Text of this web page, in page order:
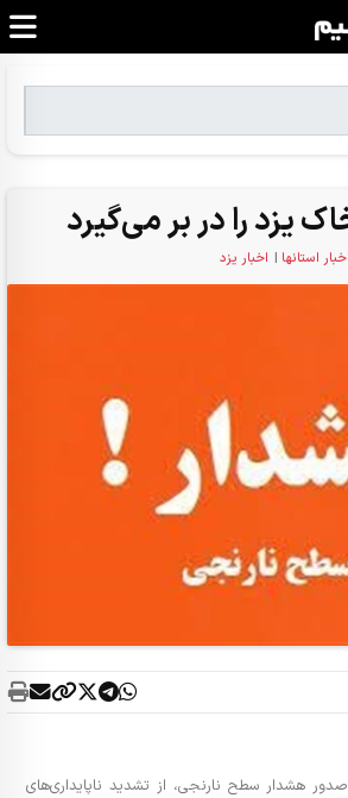
یزد را در بر می‌گیر‌د
اخبار استانها | اخبار یزد
صدور هشدار سطح نارنجی، از تشدید ناپایداری‌های